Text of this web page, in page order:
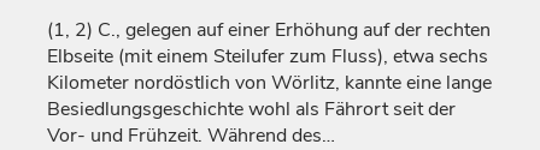
(1, 2) C., gelegen auf einer Erhöhung auf der rechten
Elbseite (mit einem Steilufer zum Fluss), etwa sechs
Kilometer nordöstlich von Wörlitz, kannte eine lange
Besiedlungsgeschichte wohl als Fährort seit der
Vor- und Frühzeit. Während des…